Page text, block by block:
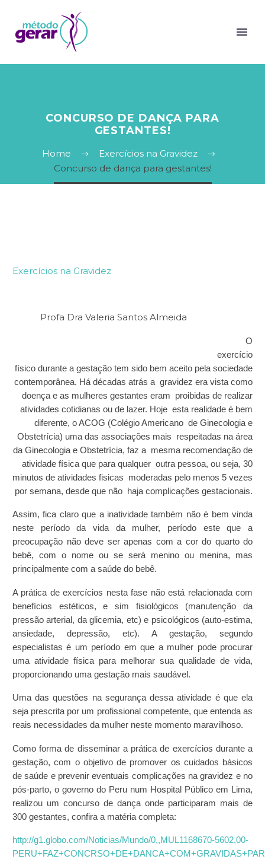
CONCURSO DE DANÇA PARA
GESTANTES!
Home
Exercícios na Gravidez
Concurso de dança para gestantes!
Exercícios na Gravidez
Profa Dra Valeria Santos Almeida
O
exercício
físico durante a gestação tem sido bem aceito pela sociedade
contemporânea. Há décadas atrás a gravidez era vista como
doença e as mulheres gestantes eram proibidas de realizar
atividades cotidianas ou de lazer. Hoje esta realidade é bem
diferente, o ACOG (Colégio Americano de Ginecologia e
Obstetrícia) uma das associações mais respeitadas na área
da Ginecologia e Obstetrícia, faz a mesma recomendação de
atividade física que para qualquer outra pessoa, ou seja, 30
minutos de atividades fisicas moderadas pelo menos 5 vezes
por semana, desde que não haja complicações gestacionais.
Assim, fica claro que a inatividade também não é bem vinda
neste período da vida da mulher, período este que a
preocupação não deve ser apenas com a cor do quarto do
bebê, com o nome ou se será menino ou menina, mas
principalmente com a saúde do bebê.
A prática de exercícios nesta fase não está relacionada com
benefícios estéticos, e sim fisiológicos
(manutenção da
pressão arterial, da glicemia, etc) e psicológicos (auto-estima,
ansiedade, depressão, etc). A gestação, segundo
especialistas é um período em que a mulher pode procurar
uma atividade física para melhorar sua qualidade de vida,
proporcionando uma gestação mais saudável.
Uma das questões na segurança dessa atividade é que ela
seja prescrita por um profissional competente, que entenda as
reais necessidades da mulher neste momento maravilhoso.
Como forma de disseminar a prática de exercícios durante a
gestação, com o objetivo de promover os cuidados básicos
de saúde e prevenir eventuais complicações na gravidez e no
pós-parto, o governo do Peru num Hospital Público em Lima,
realizou um concurso de dança onde participaram mais de
300 gestantes, confira a matéria completa:
http://g1.globo.com/Noticias/Mundo/0,,MUL1168670-5602,00-